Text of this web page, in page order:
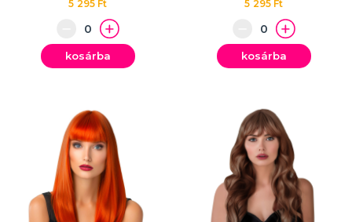
5 295 Ft
kosárba
5 295 Ft
kosárba